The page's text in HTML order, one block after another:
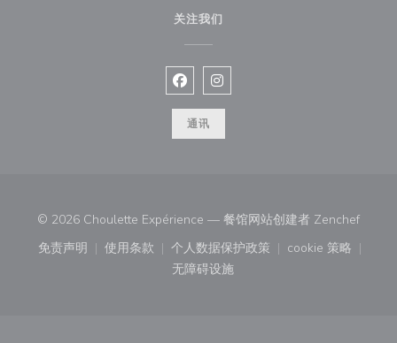
关注我们
Facebook ((在新窗口中打开))
Instagram ((在新窗口中打开))
通讯
© 2026 Choulette Expérience — 餐馆网站创建者 Zenchef((在新
免责声明
((在新窗口中打开))
使用条款
((在新窗口中打开))
个人数据保护政策
((在新窗口中打开))
cookie 策略
((在新窗口
无障碍设施
((在新窗口中打开))